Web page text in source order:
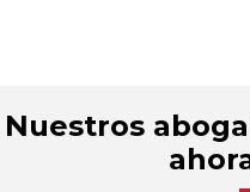
Nuestros